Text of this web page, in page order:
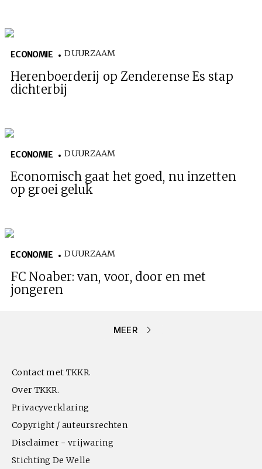
ECONOMIE DUURZAAM
Herenboerderij op Zenderense Es stap
dichterbij
ECONOMIE DUURZAAM
Economisch gaat het goed, nu inzetten
op groei geluk
ECONOMIE DUURZAAM
FC Noaber: van, voor, door en met
jongeren
MEER
Contact met TKKR.
Over TKKR.
Privacyverklaring
Copyright / auteursrechten
Disclaimer - vrijwaring
Stichting De Welle